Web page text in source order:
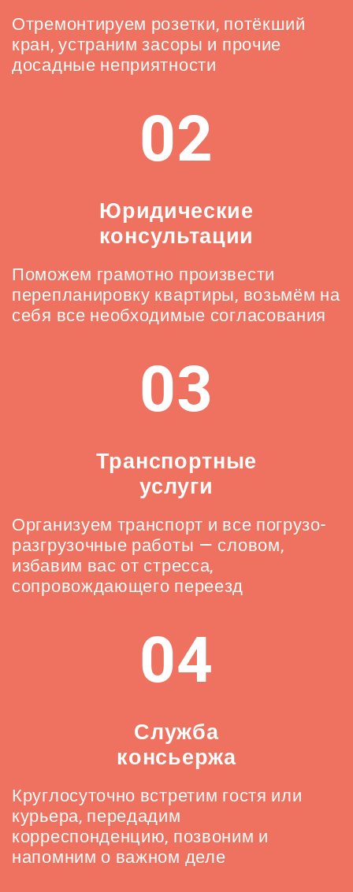
Отремонтируем розетки, потёкший
кран, устраним засоры и прочие
досадные неприятности
02
Юридические
консультации
Поможем грамотно произвести
перепланировку квартиры, возьмём на
себя все необходимые согласования
03
Транспортные
услуги
Организуем транспорт и все погрузо-
разгрузочные работы — словом,
избавим вас от стресса,
сопровождающего переезд
04
Служба
консьержа
Круглосуточно встретим гостя или
курьера, передадим
корреспонденцию, позвоним и
напомним о важном деле